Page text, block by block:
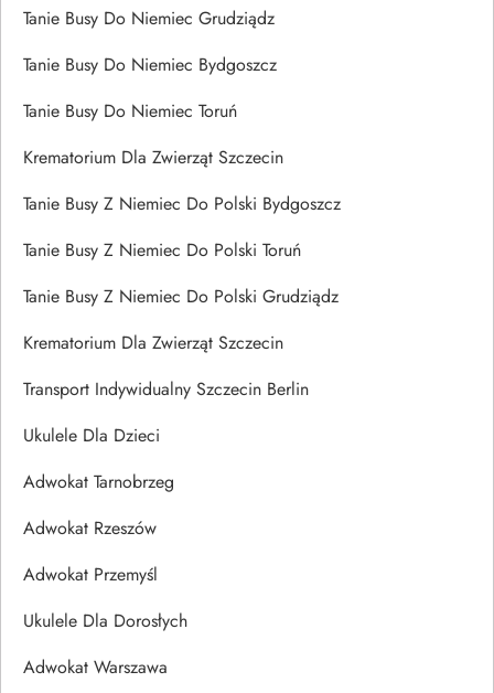
Tanie Busy Do Niemiec Grudziądz
Tanie Busy Do Niemiec Bydgoszcz
Tanie Busy Do Niemiec Toruń
Krematorium Dla Zwierząt Szczecin
Tanie Busy Z Niemiec Do Polski Bydgoszcz
Tanie Busy Z Niemiec Do Polski Toruń
Tanie Busy Z Niemiec Do Polski Grudziądz
Krematorium Dla Zwierząt Szczecin
Transport Indywidualny Szczecin Berlin
Ukulele Dla Dzieci
Adwokat Tarnobrzeg
Adwokat Rzeszów
Adwokat Przemyśl
Ukulele Dla Dorosłych
Adwokat Warszawa